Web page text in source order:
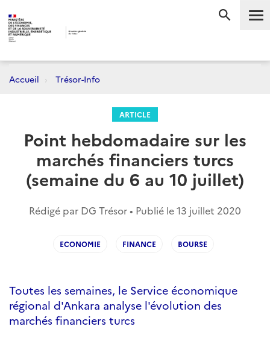
Accueil Trésor-Info
ARTICLE
Point hebdomadaire sur les
marchés financiers turcs
(semaine du 6 au 10 juillet)
Rédigé par DG Trésor • Publié le13 juillet 2020
ECONOMIE FINANCE BOURSE
Toutes les semaines, le Service économique
régional d'Ankara analyse l'évolution des
marchés financiers turcs